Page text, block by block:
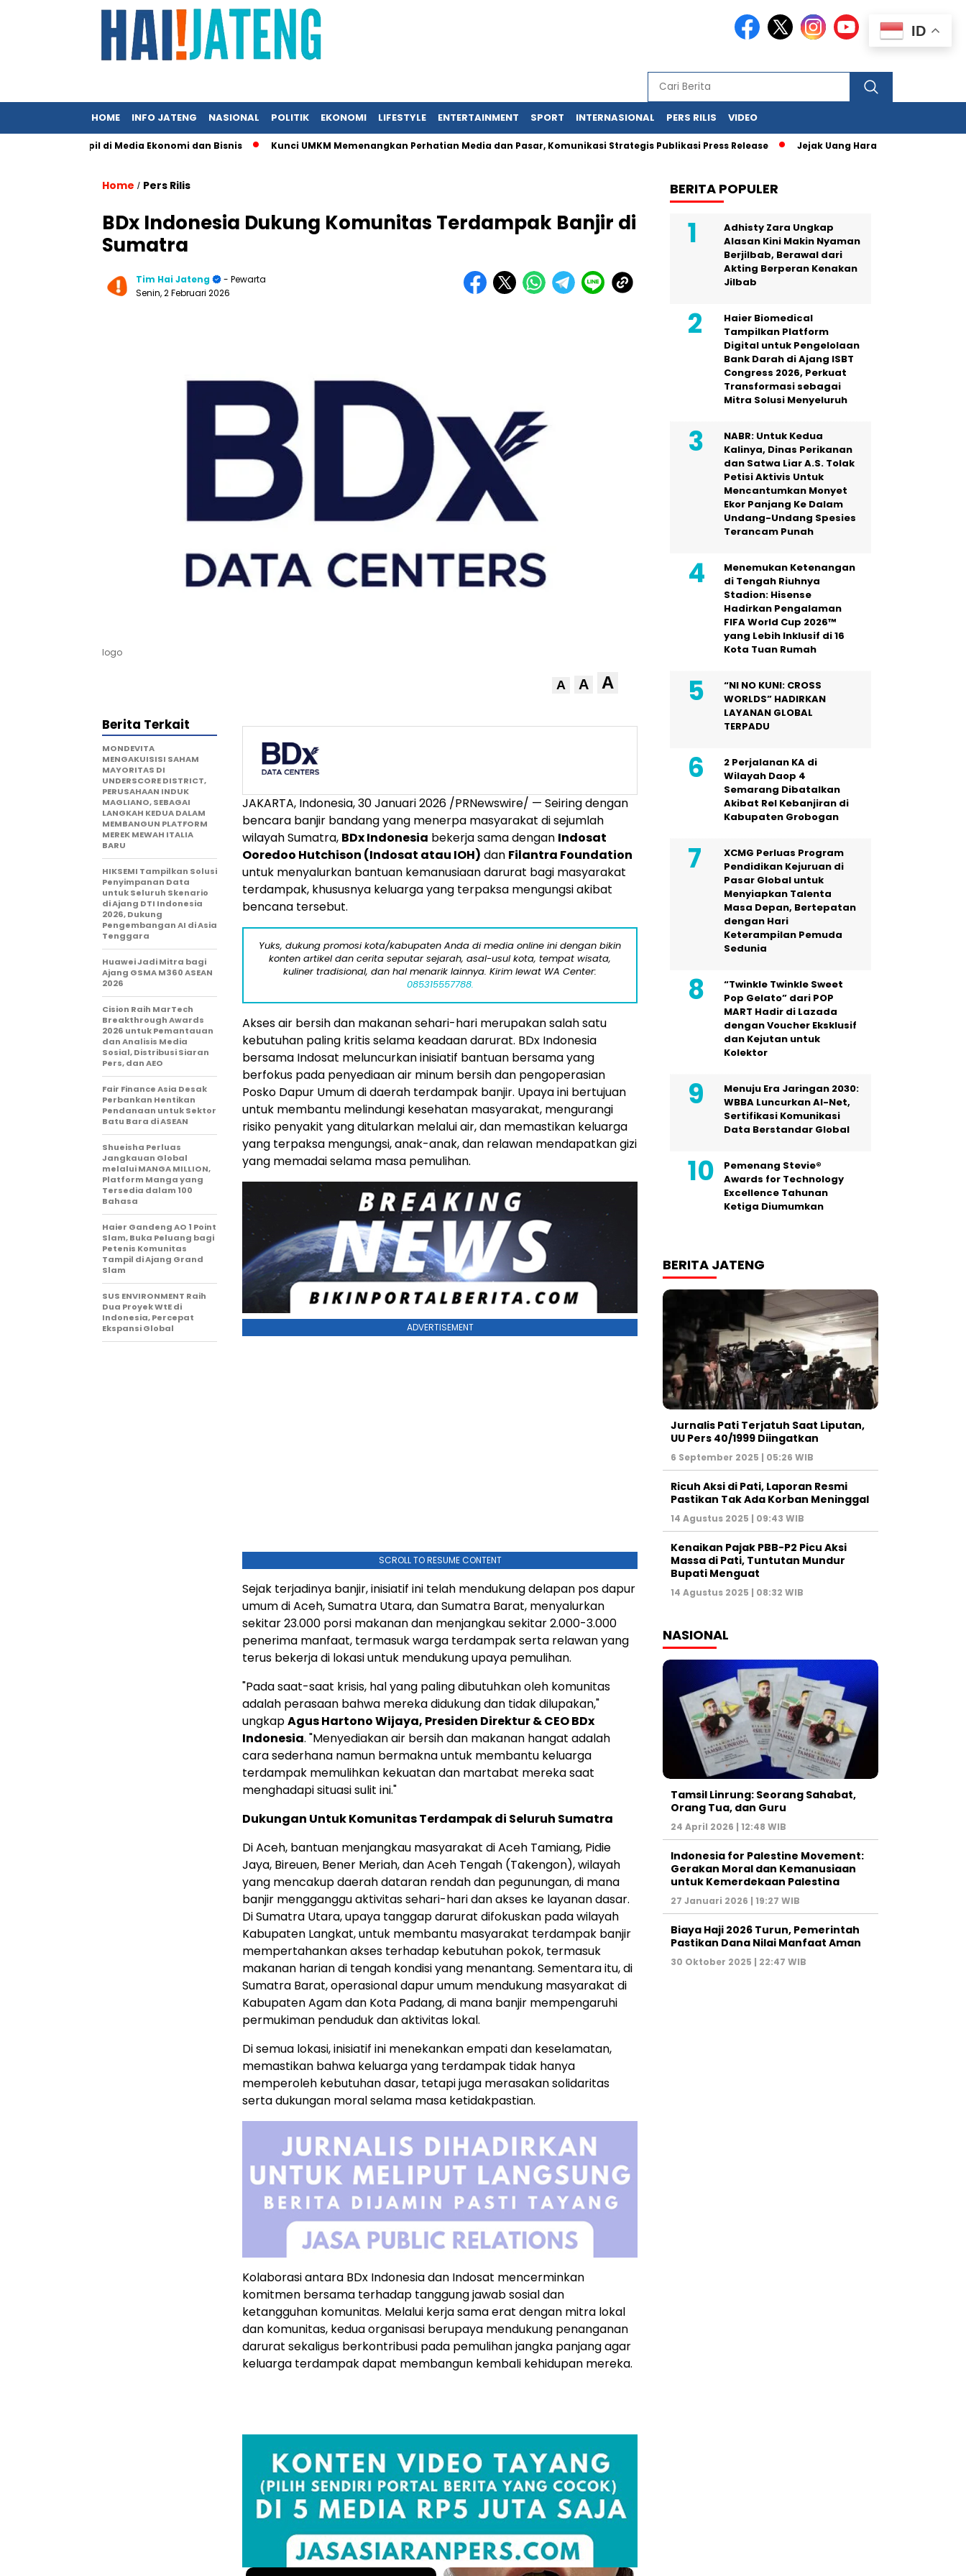
HOME INFO JATENG NASIONAL POLITIK EKONOMI LIFESTYLE ENTERTAINMENT SPORT INTERNASIONAL PERS RILIS VIDEO
Tampil di Media Ekonomi dan Bisnis Kunci UMKM Memenangkan Perhatian Media dan Pasar, Komunikasi Strategis Publikasi Press Release Jejak Uang Haram Judi Online Mulai
Home / Pers Rilis
BDx Indonesia Dukung Komunitas Terdampak Banjir di
Sumatra
Tim Hai Jateng
- Pewarta
Senin, 2 Februari 2026
logo
A A A
JAKARTA, Indonesia, 30 Januari 2026 /PRNewswire/ — Seiring dengan
bencara banjir bandang yang menerpa masyarakat di sejumlah
wilayah Sumatra, BDx Indonesia bekerja sama dengan Indosat
Ooredoo Hutchison (Indosat atau IOH) dan Filantra Foundation
untuk menyalurkan bantuan kemanusiaan darurat bagi masyarakat
terdampak, khususnya keluarga yang terpaksa mengungsi akibat
bencana tersebut.
Yuks, dukung promosi kota/kabupaten Anda di media online ini dengan bikin
konten artikel dan cerita seputar sejarah, asal-usul kota, tempat wisata,
kuliner tradisional, dan hal menarik lainnya. Kirim lewat WA Center:
085315557788.
Akses air bersih dan makanan sehari-hari merupakan salah satu
kebutuhan paling kritis selama keadaan darurat. BDx Indonesia
bersama Indosat meluncurkan inisiatif bantuan bersama yang
berfokus pada penyediaan air minum bersih dan pengoperasian
Posko Dapur Umum di daerah terdampak banjir. Upaya ini bertujuan
untuk membantu melindungi kesehatan masyarakat, mengurangi
risiko penyakit yang ditularkan melalui air, dan memastikan keluarga
yang terpaksa mengungsi, anak-anak, dan relawan mendapatkan gizi
yang memadai selama masa pemulihan.
ADVERTISEMENT
SCROLL TO RESUME CONTENT
Sejak terjadinya banjir, inisiatif ini telah mendukung delapan pos dapur
umum di Aceh, Sumatra Utara, dan Sumatra Barat, menyalurkan
sekitar 23.000 porsi makanan dan menjangkau sekitar 2.000-3.000
penerima manfaat, termasuk warga terdampak serta relawan yang
terus bekerja di lokasi untuk mendukung upaya pemulihan.
"Pada saat-saat krisis, hal yang paling dibutuhkan oleh komunitas
adalah perasaan bahwa mereka didukung dan tidak dilupakan,"
ungkapAgus Hartono Wijaya, Presiden Direktur & CEO BDx
Indonesia. "Menyediakan air bersih dan makanan hangat adalah
cara sederhana namun bermakna untuk membantu keluarga
terdampak memulihkan kekuatan dan martabat mereka saat
menghadapi situasi sulit ini."
Dukungan Untuk Komunitas Terdampak di Seluruh Sumatra
Di Aceh, bantuan menjangkau masyarakat di Aceh Tamiang, Pidie
Jaya, Bireuen, Bener Meriah, dan Aceh Tengah (Takengon), wilayah
yang mencakup daerah dataran rendah dan pegunungan, di mana
banjir mengganggu aktivitas sehari-hari dan akses ke layanan dasar.
Di Sumatra Utara, upaya tanggap darurat difokuskan pada wilayah
Kabupaten Langkat, untuk membantu masyarakat terdampak banjir
mempertahankan akses terhadap kebutuhan pokok, termasuk
makanan harian di tengah kondisi yang menantang. Sementara itu, di
Sumatra Barat, operasional dapur umum mendukung masyarakat di
Kabupaten Agam dan Kota Padang, di mana banjir mempengaruhi
permukiman penduduk dan aktivitas lokal.
Di semua lokasi, inisiatif ini menekankan empati dan keselamatan,
memastikan bahwa keluarga yang terdampak tidak hanya
memperoleh kebutuhan dasar, tetapi juga merasakan solidaritas
serta dukungan moral selama masa ketidakpastian.
Kolaborasi antara BDx Indonesia dan Indosat mencerminkan
komitmen bersama terhadap tanggung jawab sosial dan
ketangguhan komunitas. Melalui kerja sama erat dengan mitra lokal
dan komunitas, kedua organisasi berupaya mendukung penanganan
darurat sekaligus berkontribusi pada pemulihan jangka panjang agar
keluarga terdampak dapat membangun kembali kehidupan mereka.
Berita Terkait
MONDEVITA
MENGAKUISISI SAHAM
MAYORITAS DI
UNDERSCORE DISTRICT,
PERUSAHAAN INDUK
MAGLIANO, SEBAGAI
LANGKAH KEDUA DALAM
MEMBANGUN PLATFORM
MEREK MEWAH ITALIA
BARU
HIKSEMI Tampilkan Solusi
Penyimpanan Data
untuk Seluruh Skenario
di Ajang DTI Indonesia
2026, Dukung
Pengembangan AI di Asia
Tenggara
Huawei Jadi Mitra bagi
Ajang GSMA M360 ASEAN
2026
Cision Raih MarTech
Breakthrough Awards
2026 untuk Pemantauan
dan Analisis Media
Sosial, Distribusi Siaran
Pers, dan AEO
Fair Finance Asia Desak
Perbankan Hentikan
Pendanaan untuk Sektor
Batu Bara di ASEAN
Shueisha Perluas
Jangkauan Global
melalui MANGA MILLION,
Platform Manga yang
Tersedia dalam 100
Bahasa
Haier Gandeng AO 1 Point
Slam, Buka Peluang bagi
Petenis Komunitas
Tampil di Ajang Grand
Slam
SUS ENVIRONMENT Raih
Dua Proyek WtE di
Indonesia, Percepat
Ekspansi Global
BERITA POPULER
Adhisty Zara Ungkap
Alasan Kini Makin Nyaman
Berjilbab, Berawal dari
Akting Berperan Kenakan
Jilbab
Haier Biomedical
Tampilkan Platform
Digital untuk Pengelolaan
Bank Darah di Ajang ISBT
Congress 2026, Perkuat
Transformasi sebagai
Mitra Solusi Menyeluruh
NABR: Untuk Kedua
Kalinya, Dinas Perikanan
dan Satwa Liar A.S. Tolak
Petisi Aktivis Untuk
Mencantumkan Monyet
Ekor Panjang Ke Dalam
Undang-Undang Spesies
Terancam Punah
Menemukan Ketenangan
di Tengah Riuhnya
Stadion: Hisense
Hadirkan Pengalaman
FIFA World Cup 2026™
yang Lebih Inklusif di 16
Kota Tuan Rumah
“NI NO KUNI: CROSS
WORLDS” HADIRKAN
LAYANAN GLOBAL
TERPADU
2 Perjalanan KA di
Wilayah Daop 4
Semarang Dibatalkan
Akibat Rel Kebanjiran di
Kabupaten Grobogan
XCMG Perluas Program
Pendidikan Kejuruan di
Pasar Global untuk
Menyiapkan Talenta
Masa Depan, Bertepatan
dengan Hari
Keterampilan Pemuda
Sedunia
“Twinkle Twinkle Sweet
Pop Gelato” dari POP
MART Hadir di Lazada
dengan Voucher Eksklusif
dan Kejutan untuk
Kolektor
Menuju Era Jaringan 2030:
WBBA Luncurkan AI-Net,
Sertifikasi Komunikasi
Data Berstandar Global
Pemenang Stevie®
Awards for Technology
Excellence Tahunan
Ketiga Diumumkan
BERITA JATENG
Jurnalis Pati Terjatuh Saat Liputan,
UU Pers 40/1999 Diingatkan
6 September 2025 | 05:26 WIB
Ricuh Aksi di Pati, Laporan Resmi
Pastikan Tak Ada Korban Meninggal
14 Agustus 2025 | 09:43 WIB
Kenaikan Pajak PBB-P2 Picu Aksi
Massa di Pati, Tuntutan Mundur
Bupati Menguat
14 Agustus 2025 | 08:32 WIB
NASIONAL
Tamsil Linrung: Seorang Sahabat,
Orang Tua, dan Guru
24 April 2026 | 12:48 WIB
Indonesia for Palestine Movement:
Gerakan Moral dan Kemanusiaan
untuk Kemerdekaan Palestina
27 Januari 2026 | 19:27 WIB
Biaya Haji 2026 Turun, Pemerintah
Pastikan Dana Nilai Manfaat Aman
30 Oktober 2025 | 22:47 WIB
ID